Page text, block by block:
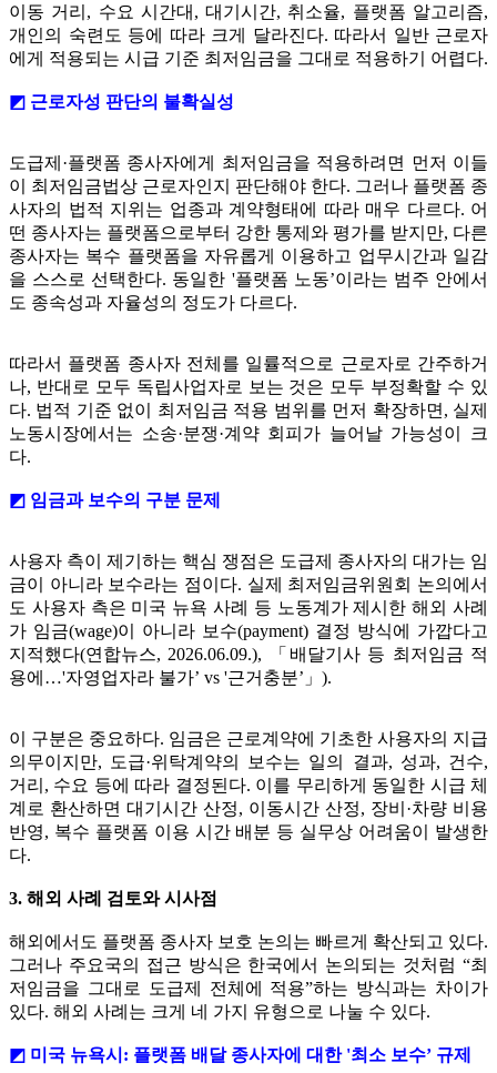
이동 거리, 수요 시간대, 대기시간, 취소율, 플랫폼 알고리즘,
개인의 숙련도 등에 따라 크게 달라진다. 따라서 일반 근로자
에게 적용되는 시급 기준 최저임금을 그대로 적용하기 어렵다.
◩ 근로자성 판단의 불확실성
도급제·플랫폼 종사자에게 최저임금을 적용하려면 먼저 이들
이 최저임금법상 근로자인지 판단해야 한다. 그러나 플랫폼 종
사자의 법적 지위는 업종과 계약형태에 따라 매우 다르다. 어
떤 종사자는 플랫폼으로부터 강한 통제와 평가를 받지만, 다른
종사자는 복수 플랫폼을 자유롭게 이용하고 업무시간과 일감
을 스스로 선택한다. 동일한 '플랫폼 노동’이라는 범주 안에서
도 종속성과 자율성의 정도가 다르다.
따라서 플랫폼 종사자 전체를 일률적으로 근로자로 간주하거
나, 반대로 모두 독립사업자로 보는 것은 모두 부정확할 수 있
다. 법적 기준 없이 최저임금 적용 범위를 먼저 확장하면, 실제
노동시장에서는 소송·분쟁·계약 회피가 늘어날 가능성이 크
다.
◩ 임금과 보수의 구분 문제
사용자 측이 제기하는 핵심 쟁점은 도급제 종사자의 대가는 임
금이 아니라 보수라는 점이다. 실제 최저임금위원회 논의에서
도 사용자 측은 미국 뉴욕 사례 등 노동계가 제시한 해외 사례
가 임금(wage)이 아니라 보수(payment) 결정 방식에 가깝다고
지적했다(연합뉴스, 2026.06.09.), 「배달기사 등 최저임금 적
용에…'자영업자라 불가’ vs '근거충분’」).
이 구분은 중요하다. 임금은 근로계약에 기초한 사용자의 지급
의무이지만, 도급·위탁계약의 보수는 일의 결과, 성과, 건수,
거리, 수요 등에 따라 결정된다. 이를 무리하게 동일한 시급 체
계로 환산하면 대기시간 산정, 이동시간 산정, 장비·차량 비용
반영, 복수 플랫폼 이용 시간 배분 등 실무상 어려움이 발생한
다.
3. 해외 사례 검토와 시사점
해외에서도 플랫폼 종사자 보호 논의는 빠르게 확산되고 있다.
그러나 주요국의 접근 방식은 한국에서 논의되는 것처럼 “최
저임금을 그대로 도급제 전체에 적용”하는 방식과는 차이가
있다. 해외 사례는 크게 네 가지 유형으로 나눌 수 있다.
◩ 미국 뉴욕시: 플랫폼 배달 종사자에 대한 '최소 보수’ 규제